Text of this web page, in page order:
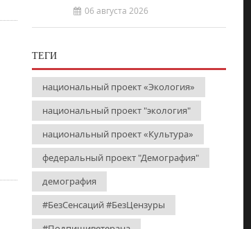
06 августа 2026
ТЕГИ
национальный проект «Экология»
национальный проект "экология"
национальный проект «Культура»
федеральный проект "Демография"
демография
#БезСенсаций #БезЦензуры